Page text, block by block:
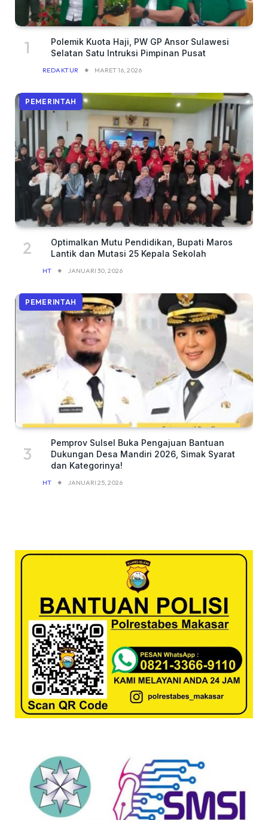
Polemik Kuota Haji, PW GP Ansor Sulawesi
Selatan Satu Intruksi Pimpinan Pusat
REDAKTUR MARET 16, 2026
PEMERINTAH
Optimalkan Mutu Pendidikan, Bupati Maros
Lantik dan Mutasi 25 Kepala Sekolah
HT JANUARI 30, 2026
PEMERINTAH
Pemprov Sulsel Buka Pengajuan Bantuan
Dukungan Desa Mandiri 2026, Simak Syarat
dan Kategorinya!
HT JANUARI 25, 2026